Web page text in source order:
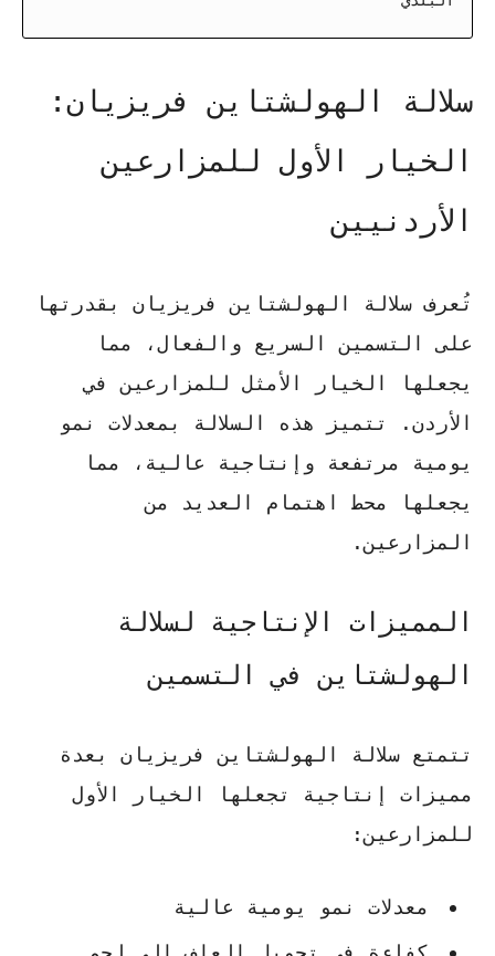
سلالة الهولشتاين فريزيان:
الخيار الأول للمزارعين
الأردنيين
تُعرف سلالة الهولشتاين فريزيان بقدرتها
على التسمين السريع والفعال، مما
يجعلها الخيار الأمثل للمزارعين في
الأردن. تتميز هذه السلالة بمعدلات نمو
يومية مرتفعة وإنتاجية عالية، مما
يجعلها محط اهتمام العديد من
المزارعين.
المميزات الإنتاجية لسلالة
الهولشتاين في التسمين
تتمتع سلالة الهولشتاين فريزيان بعدة
مميزات إنتاجية تجعلها الخيار الأول
للمزارعين:
معدلات نمو يومية عالية